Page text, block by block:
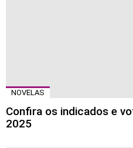
NOVELAS
Confira os indicados e
2025